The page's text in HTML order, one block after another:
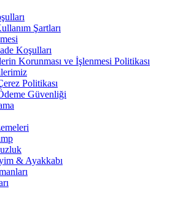
Şartları
Koşulları
Korunması ve İşlenmesi Politikası
Politikası
Güvenliği
& Ayakkabı